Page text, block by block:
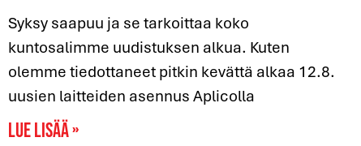
Syksy saapuu ja se tarkoittaa koko
kuntosalimme uudistuksen alkua. Kuten
olemme tiedottaneet pitkin kevättä alkaa 12.8.
uusien laitteiden asennus Aplicolla
Lue lisää »